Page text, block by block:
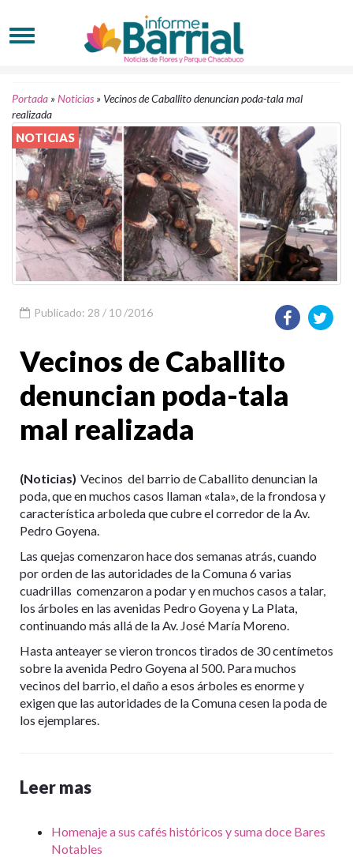
Portada »Noticias » Vecinos de Caballito denuncian poda-tala mal
realizada
NOTICIAS
Publicado: 28 / 10 /2016
Vecinos de Caballito
denuncian poda-tala
mal realizada
(Noticias) Vecinos del barrio de Caballito denuncian la
poda, que en muchos casos llaman «tala», de la frondosa y
característica arboleda que cubre el corredor de la Av.
Pedro Goyena.
Las quejas comenzaron hace dos semanas atrás, cuando
por orden de las autoridades de la Comuna 6 varias
cuadrillas comenzaron a podar y en muchos casos a talar,
los árboles en las avenidas Pedro Goyena y La Plata,
continuando más allá de la Av. José María Moreno.
Hasta anteayer se vieron troncos tirados de 30 centímetos
sobre la avenida Pedro Goyena al 500. Para muchos
vecinos del barrio, el daño a esos árboles es enorme y
exigen que las autoridades de la Comuna cesen la poda de
los ejemplares.
Leer mas
Homenaje a sus cafés históricos y suma doce Bares
Notables